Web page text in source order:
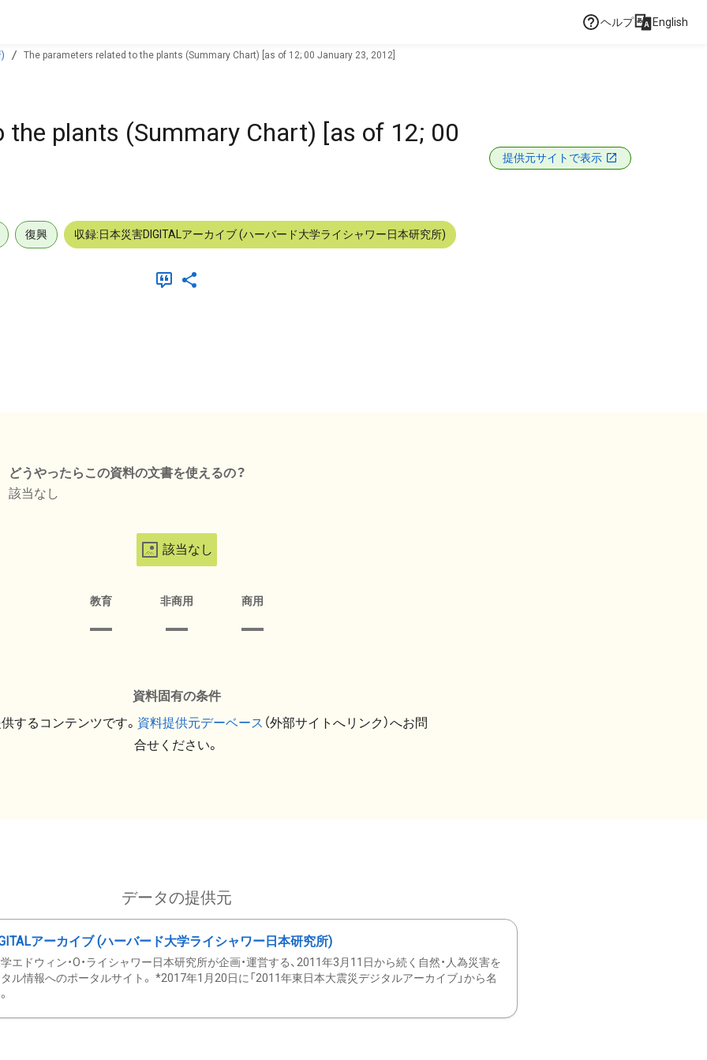
ヘルプ English
The parameters related to the plants (Summary Chart) [as of 12; 00 January 23, 2012]
the plants (Summary Chart) [as of 12; 00
提供元サイトで表示
復興 収録:日本災害DIGITALアーカイブ (ハーバード大学ライシャワー日本研究所)
どうやったらこの資料の文書を使えるの？
該当なし
該当なし
教育 非商用 商用
資料固有の条件
するコンテンツです。 資料提供元デーベース （外部サイトへリンク）へお問
合せください。
データの提供元
アーカイブ (ハーバード大学ライシャワー日本研究所)
エドウィン・O・ライシャワー日本研究所が企画・運営する、2011年3月11日から続く自然・人為災害を
ル情報へのポータルサイト。 *2017年1月20日に「2011年東日本大震災デジタルアーカイブ」から名